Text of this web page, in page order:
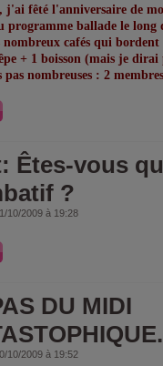
j'ai fêté l'anniversaire de
programme ballade le long
nombreux cafés qui
+ 1 boisson (mais je dirai
nombreuses : 2
Êtes-vous
?
10/2009 à 19:28
DU MIDI
10/2009 à 19:52